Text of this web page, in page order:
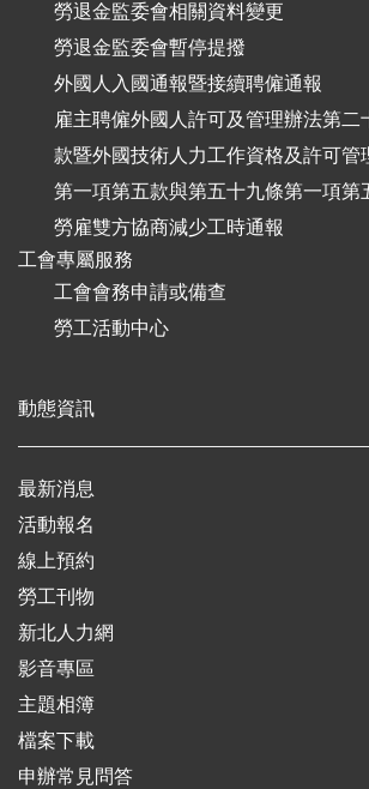
勞退金監委會相關資料變更
勞退金監委會暫停提撥
外國人入國通報暨接續聘僱通報
雇主聘僱外國人許可及管理辦法第二
款暨外國技術人力工作資格及許可管
第一項第五款與第五十九條第一項第
勞雇雙方協商減少工時通報
工會專屬服務
工會會務申請或備查
勞工活動中心
動態資訊
最新消息
活動報名
線上預約
勞工刊物
新北人力網
影音專區
主題相簿
檔案下載
申辦常見問答